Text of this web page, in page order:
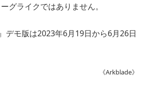
グライクではありません。
デモ版は2023年6月19日から6月26日
《Arkblade》